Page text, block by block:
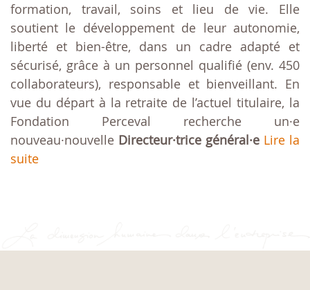
formation, travail, soins et lieu de vie. Elle
soutient le développement de leur autonomie,
liberté et bien-être, dans un cadre adapté et
sécurisé, grâce à un personnel qualifié (env. 450
collaborateurs), responsable et bienveillant. En
vue du départ à la retraite de l’actuel titulaire, la
Fondation Perceval recherche un·e
nouveau·nouvelle Directeur·trice général·e Lire la
suite